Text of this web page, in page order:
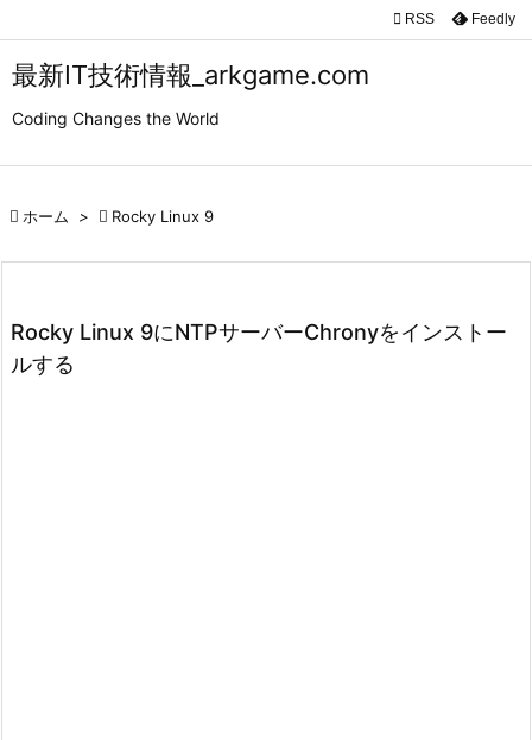
最新IT技術情報_arkgame.com
Coding Changes the World


 RSS Feedly
 ホーム >  Rocky Linux 9
Rocky Linux 9にNTPサーバーChronyをインストー
ルする